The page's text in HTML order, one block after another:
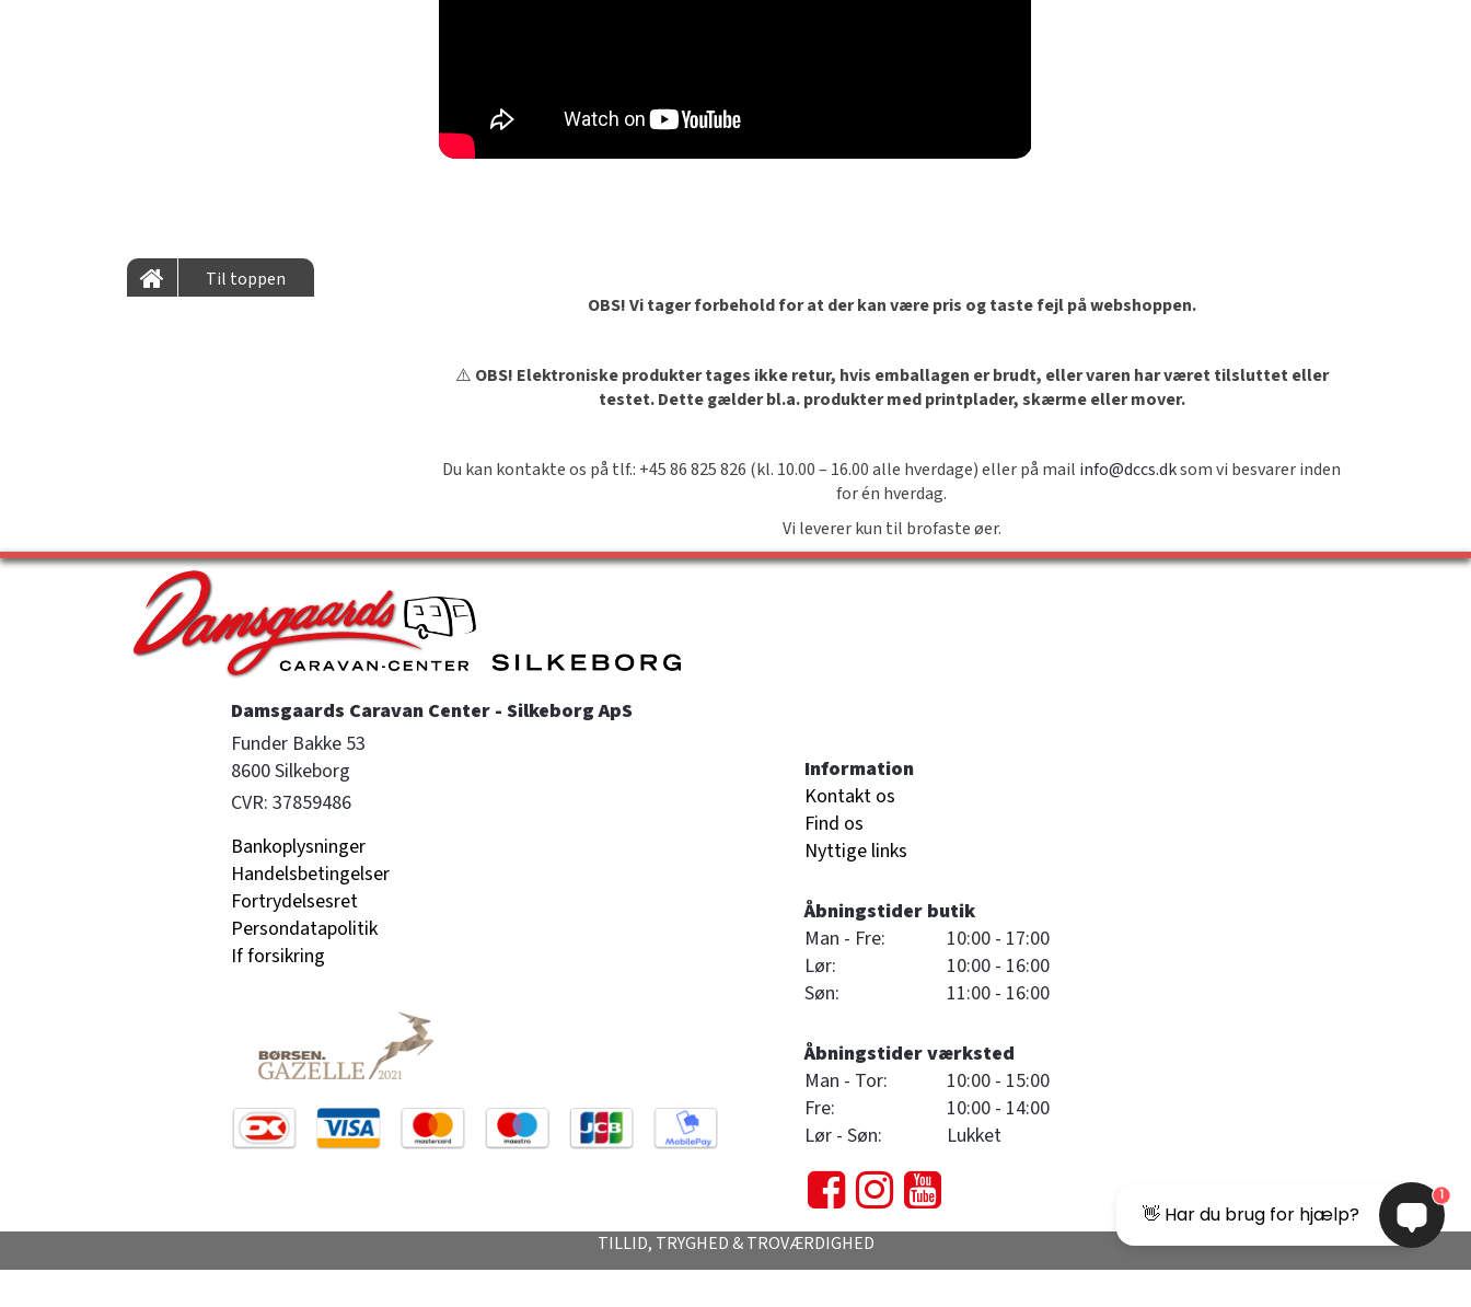
Til toppen
OBS! Vi tager forbehold for at der kan være pris og taste fejl på webshoppen.
⚠️ OBS! Elektroniske produkter tages ikke retur, hvis emballagen er brudt, eller varen har været tilsluttet eller
testet. Dette gælder bl.a. produkter med printplader, skærme eller mover.
Du kan kontakte os på tlf.: +45 86 825 826 (kl. 10.00 – 16.00 alle hverdage) eller på mail info@dccs.dksom vi besvarer inden
for én hverdag.
Vi leverer kun til brofaste øer.
Damsgaards Caravan Center - Silkeborg ApS
Funder Bakke 53
8600 Silkeborg
CVR: 37859486
Bankoplysninger
Handelsbetingelser
Fortrydelsesret
Persondatapolitik
If forsikring
Information
Kontakt os
Find os
Nyttige links
Åbningstider butik
Man - Fre:
10:00 - 17:00
Lør:
10:00 - 16:00
Søn:
11:00 - 16:00
Åbningstider værksted
Man - Tor:
10:00 - 15:00
Fre:
10:00 - 14:00
Lør - Søn:
Lukket
TILLID, TRYGHED & TROVÆRDIGHED
👋 Har du brug for hjælp?
1